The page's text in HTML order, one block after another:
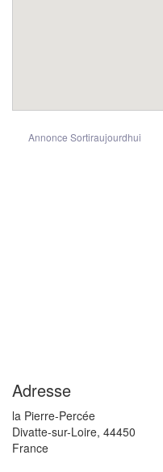
Annonce Sortiraujourdhui
Adresse
la Pierre-Percée
Divatte-sur-Loire, 44450
France